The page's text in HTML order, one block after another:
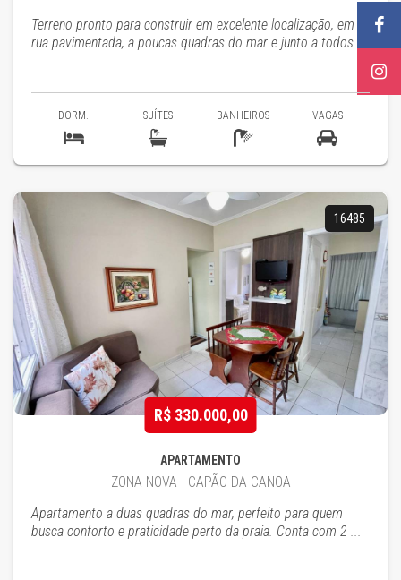
Terreno pronto para construir em excelente localização, em
rua pavimentada, a poucas quadras do mar e junto a todos ...
DORM. SUÍTES BANHEIROS VAGAS
16485
R$ 330.000,00
APARTAMENTO
ZONA NOVA - CAPÃO DA CANOA
Apartamento a duas quadras do mar, perfeito para quem
busca conforto e praticidade perto da praia. Conta com 2 ...